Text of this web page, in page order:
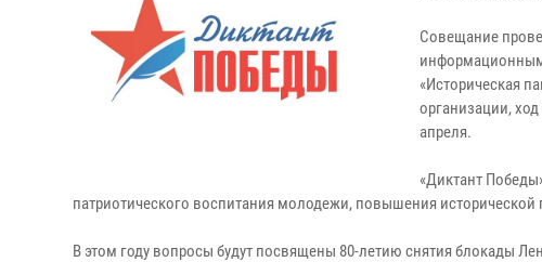
Совещание
информационным
«Историческая
организации,
апреля.
«Диктант
патриотического воспитания молодежи, повышения исторической
В этом году вопросы будут посвящены 80-летию снятия блокады